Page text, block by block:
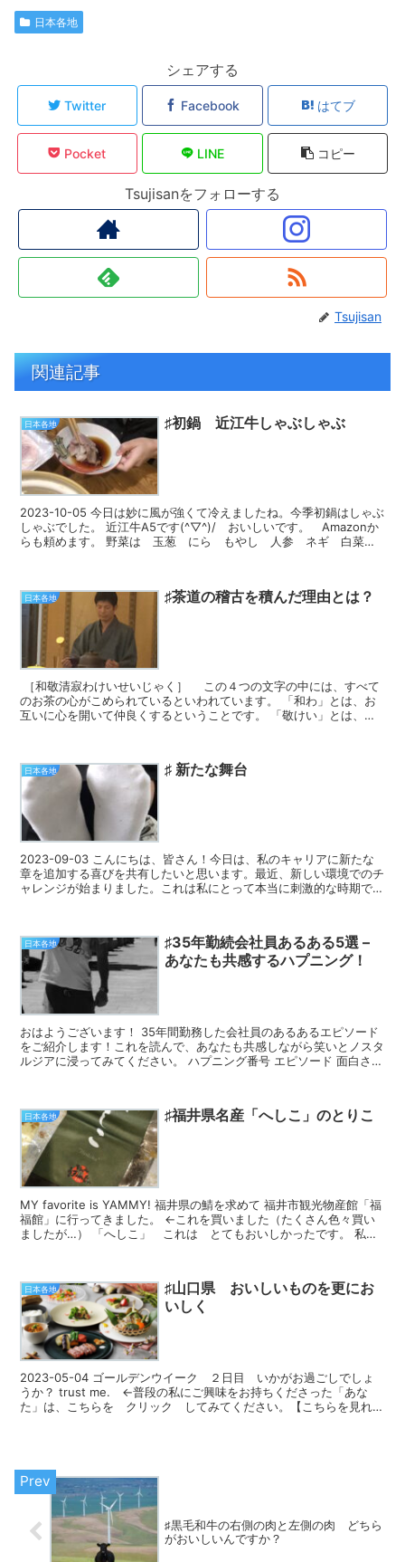
日本各地
シェアする
Twitter Facebook はてブ
Pocket LINE コピー
Tsujisanをフォローする
Tsujisan
関連記事
日本各地 ♯初鍋 近江牛しゃぶしゃぶ
2023-10-05 今日は妙に風が強くて冷えましたね。今季初鍋はしゃぶ
しゃぶでした。 近江牛A5です(^▽^)/ おいしいです。 Amazonか
らも頼めます。 野菜は 玉葱 にら もやし 人参 ネギ 白菜
日本各地 ♯茶道の稽古を積んだ理由とは？
［和敬清寂わけいせいじゃく］ この４つの文字の中には、すべて
のお茶の心がこめられているといわれています。 「和わ」とは、お
互いに心を開いて仲良くするということです。 「敬けい」とは、尊
日本各地 ♯ 新たな舞台
2023-09-03 こんにちは、皆さん！今日は、私のキャリアに新たな
章を追加する喜びを共有したいと思います。最近、新しい環境でのチ
ャレンジが始まりました。これは私にとって本当に刺激的な時期で
日本各地
♯35年勤続会社員あるある5選 –
あなたも共感するハプニング！
おはようございます！ 35年間勤務した会社員のあるあるエピソード
をご紹介します！これを読んで、あなたも共感しながら笑いとノスタ
ルジアに浸ってみてください。 ハプニング番号 エピソード 面白さ度
日本各地 ♯福井県名産「へしこ」のとりこ
MY favorite is YAMMY! 福井県の鯖を求めて 福井市観光物産館「福
福館」に行ってきました。 ←これを買いました（たくさん色々買い
ましたが…） 「へしこ」 これは とてもおいしかったです。 私は
日本各地
♯山口県 おいしいものを更にお
いしく
2023-05-04 ゴールデンウイーク ２日目 いかがお過ごしでしょ
うか？ trust me. ←普段の私にご興味をお持ちくださった「あな
た」は、こちらを クリック してみてください。【こちらを見れ
♯黒毛和牛の右側の肉と左側の肉 どちら
がおいしいんですか？